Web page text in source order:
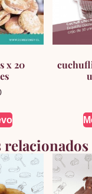
x 20
relacionados